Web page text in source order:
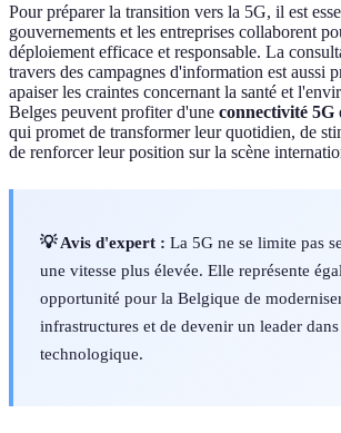
Pour préparer la transition vers la 5G, il est
gouvernements et les entreprises collaborent
déploiement efficace et responsable. La
travers des campagnes d'information est aussi
apaiser les craintes concernant la santé et
Belges peuvent profiter d'une connectivité 5G
qui promet de transformer leur quotidien, de
de renforcer leur position sur la scène
💡 Avis d'expert : La 5G ne se limite pas
une vitesse plus élevée. Elle représente
opportunité pour la Belgique de
infrastructures et de devenir un leader
technologique.